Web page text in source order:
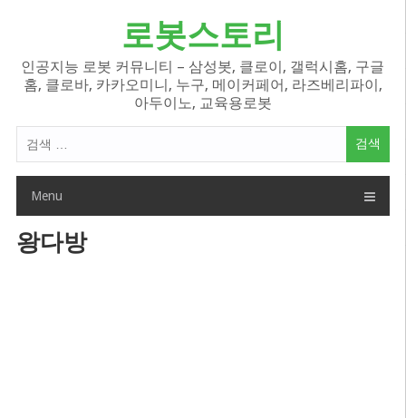
로봇스토리
인공지능 로봇 커뮤니티 – 삼성봇, 클로이, 갤럭시홈, 구글
홈, 클로바, 카카오미니, 누구, 메이커페어, 라즈베리파이,
아두이노, 교육용로봇
색
Menu
왕다방